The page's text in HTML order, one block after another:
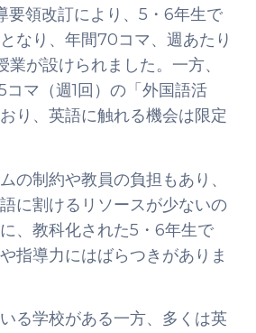
要領改訂により、5・6年生で
なり、年間70コマ、週あたり
が設けられました。一方、
マ（週1回）の「外国語活
り、英語に触れる機会は限定
の制約や教員の負担もあり、
に割けるリソースが少ないの
、教科化された5・6年生で
指導力にはばらつきがありま
る学校がある一方、多くは英